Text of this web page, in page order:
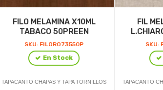
FILO MELAMINA X10ML
TABACO 50PREEN
SKU: FILORO73550P
En Stock
TAPACANTO CHAPAS Y TAPA TORNILLOS
FIL
SKU:
TAPACANTO